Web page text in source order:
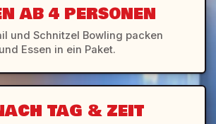
AB 4 PERSONEN
und Schnitzel Bowling packen
Essen in ein Paket.
TAG & ZEIT